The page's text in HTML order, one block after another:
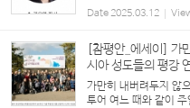
있지만 그 언어를 이해
다. 지하철에서 성경
Date2025.03.12
[참평안_에세이] 가
시아 성도들의 평강
가만히 내버려두지 않
투어 여느 때와 같이